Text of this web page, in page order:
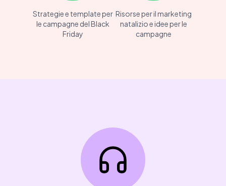
Strategie e template per
le campagne del Black
Friday
Risorse per il marketing
natalizio e idee per le
campagne